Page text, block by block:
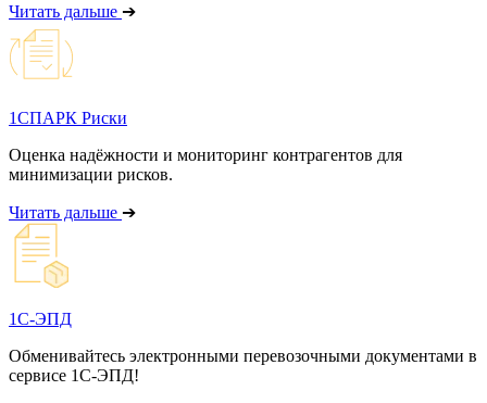
Читать дальше ➔
1СПАРК Риски
Оценка надёжности и мониторинг контрагентов для
минимизации рисков.
Читать дальше ➔
1С-ЭПД
Обменивайтесь электронными перевозочными документами в
сервисе 1С-ЭПД!